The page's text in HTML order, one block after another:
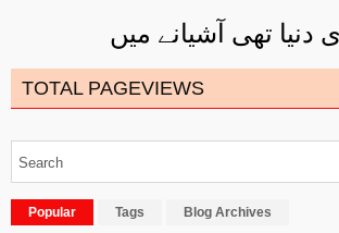
دنیا تھی آشیانے میں
TOTAL PAGEVIEWS
Popular Tags Blog Archives